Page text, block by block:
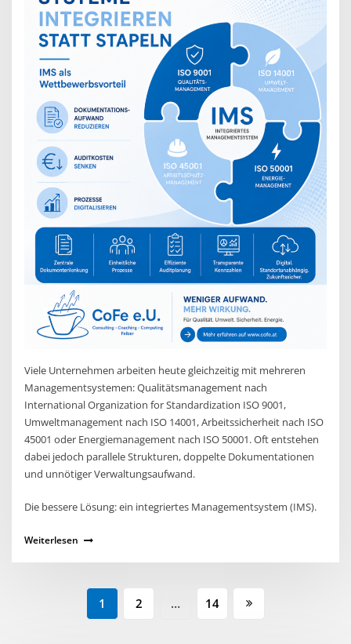
Viele Unternehmen arbeiten heute gleichzeitig mit mehreren
Managementsystemen: Qualitätsmanagement nach
International Organization for Standardization ISO 9001,
Umweltmanagement nach ISO 14001, Arbeitssicherheit nach ISO
45001 oder Energiemanagement nach ISO 50001. Oft entstehen
dabei jedoch parallele Strukturen, doppelte Dokumentationen
und unnötiger Verwaltungsaufwand.
Die bessere Lösung: ein integriertes Managementsystem (IMS).
Weiterlesen
1 2 … 14